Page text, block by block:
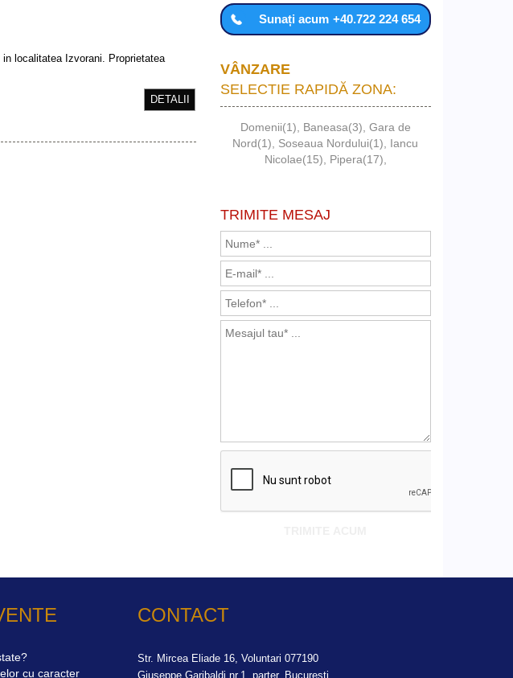
localitatea Izvorani. Proprietatea
DETALII
Sunați acum +40.722 224 654
VÂNZARE
SELECTIE RAPIDĂ ZONA:
Domenii(1) Baneasa(3) Gara de
Nord(1)
Soseaua Nordului(1)
Iancu
Nicolae(15)
Pipera(17)
TRIMITE MESAJ
cu caracter
CONTACT
Str. Mircea Eliade 16, Voluntari 077190
Giuseppe Garibaldi nr.1, parter, Bucuresti